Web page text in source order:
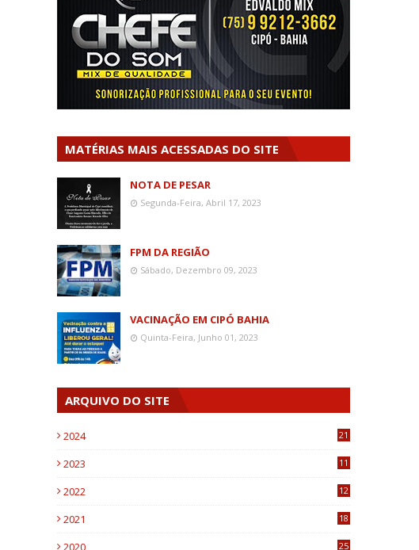
MATÉRIAS MAIS ACESSADAS DO SITE
NOTA DE PESAR
Segunda-Feira, Abril 17, 2023
FPM DA REGIÃO
Sábado, Dezembro 09, 2023
VACINAÇÃO EM CIPÓ BAHIA
Quinta-Feira, Junho 01, 2023
ARQUIVO DO SITE
2024 21
2023
11
2022
12
2021
18
2020 25